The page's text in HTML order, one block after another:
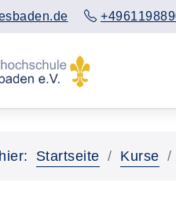
Startseite Kurse